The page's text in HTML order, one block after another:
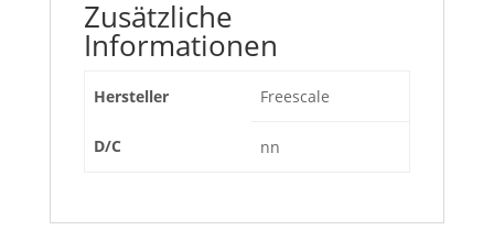
Zusätzliche
Informationen
Hersteller Freescale
D/C nn